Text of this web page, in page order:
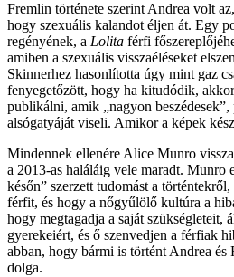
Fremlin története szerint Andrea volt
hogy szexuális kalandot éljen át. Egy
regényének, a Lolita férfi
amiben a szexuális visszaéléseket
Skinnerhez hasonlította úgy mint gaz
fenyegetőzött, hogy ha kitudódik,
publikálni, amik „nagyon
alsógatyáját viseli. Amikor a képek
Mindennek ellenére Alice Munro
a 2013-as haláláig vele maradt. Munro
későn” szerzett tudomást a
férfit, és hogy a nőgyűlölő kultúra a
hogy megtagadja a saját szükségleteit,
gyerekeiért, és ő szenvedjen a férfiak
abban, hogy bármi is történt Andrea és
dolga.